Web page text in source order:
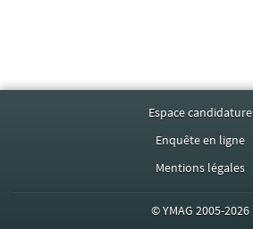
Espace candidature
Enquête en ligne
Mentions légales
©YMAG 2005-2026